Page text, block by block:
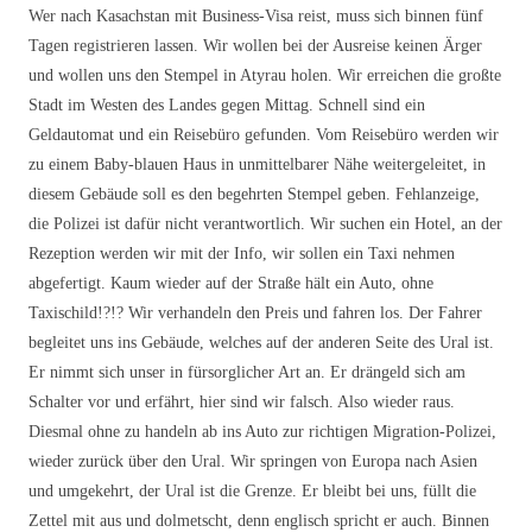
Wer nach Kasachstan mit Business-Visa reist, muss sich binnen fünf
Tagen registrieren lassen. Wir wollen bei der Ausreise keinen Ärger
und wollen uns den Stempel in Atyrau holen. Wir erreichen die großte
Stadt im Westen des Landes gegen Mittag. Schnell sind ein
Geldautomat und ein Reisebüro gefunden. Vom Reisebüro werden wir
zu einem Baby-blauen Haus in unmittelbarer Nähe weitergeleitet, in
diesem Gebäude soll es den begehrten Stempel geben. Fehlanzeige,
die Polizei ist dafür nicht verantwortlich. Wir suchen ein Hotel, an der
Rezeption werden wir mit der Info, wir sollen ein Taxi nehmen
abgefertigt. Kaum wieder auf der Straße hält ein Auto, ohne
Taxischild!?!? Wir verhandeln den Preis und fahren los. Der Fahrer
begleitet uns ins Gebäude, welches auf der anderen Seite des Ural ist.
Er nimmt sich unser in fürsorglicher Art an. Er drängeld sich am
Schalter vor und erfährt, hier sind wir falsch. Also wieder raus.
Diesmal ohne zu handeln ab ins Auto zur richtigen Migration-Polizei,
wieder zurück über den Ural. Wir springen von Europa nach Asien
und umgekehrt, der Ural ist die Grenze. Er bleibt bei uns, füllt die
Zettel mit aus und dolmetscht, denn englisch spricht er auch. Binnen